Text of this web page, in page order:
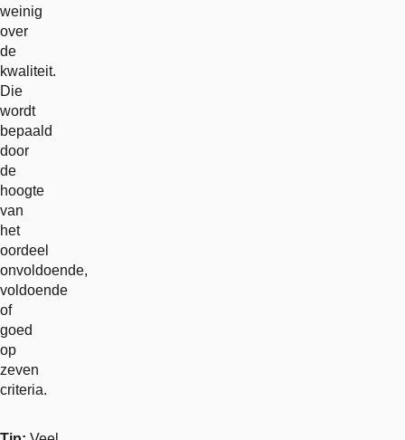
weinig
over
de
kwaliteit.
Die
wordt
bepaald
door
de
hoogte
van
het
oordeel
onvoldoende,
voldoende
of
goed
op
zeven
criteria.